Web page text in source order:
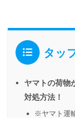
タッ
ヤマトの荷物
対処方法！
※ヤマト運